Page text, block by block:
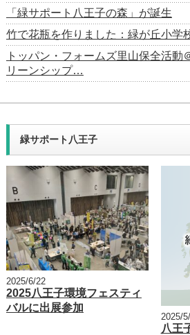
「緑サポート八王子の森」が誕生
竹で花瓶を作りました：緑が丘小学
トッパン・フォームズ里山保全活動
リーンシップ…
緑サポート八王子
2025/6/22
2025八王子環境フェスティ
バルに出展参加
2025/
八王